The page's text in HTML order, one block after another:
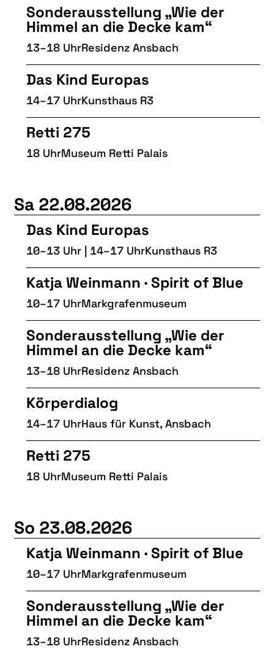
Sonderausstellung „Wie der
Himmel an die Decke kam“
13–18 UhrResidenz Ansbach
Das Kind Europas
14–17 UhrKunsthaus R3
Retti 275
18 UhrMuseum Retti Palais
Sa 22.08.2026
Das Kind Europas
10–13 Uhr | 14–17 UhrKunsthaus R3
Katja Weinmann · Spirit of Blue
10–17 UhrMarkgrafenmuseum
Sonderausstellung „Wie der
Himmel an die Decke kam“
13–18 UhrResidenz Ansbach
Körperdialog
14–17 UhrHaus für Kunst, Ansbach
Retti 275
18 UhrMuseum Retti Palais
So 23.08.2026
Katja Weinmann · Spirit of Blue
10–17 UhrMarkgrafenmuseum
Sonderausstellung „Wie der
Himmel an die Decke kam“
13–18 UhrResidenz Ansbach